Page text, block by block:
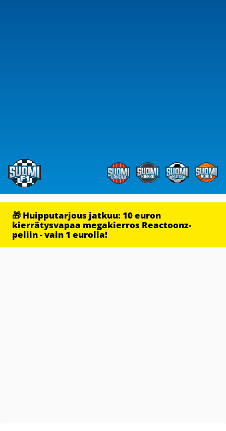
🎁 Huipputarjous jatkuu: 10 euron
kierrätysvapaa megakierros Reactoonz-
peliin - vain 1 eurolla!